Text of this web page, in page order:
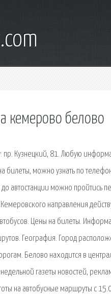
кемерово белово
пр. Кузнецкий, 81. Любую
можно узнать по
автостанции можно пройтись
направления
Цены на билеты.
География. Город
Белово находится в
газеты новостей,
на автобусные маршруты с